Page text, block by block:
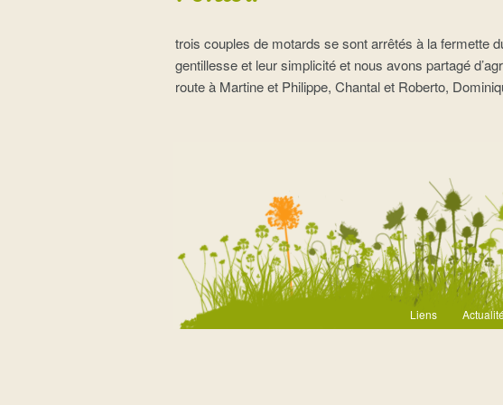
trois couples de motards se sont arrêtés à la fermette
gentillesse et leur simplicité et nous avons partagé
route à Martine et Philippe, Chantal et Roberto,
Liens